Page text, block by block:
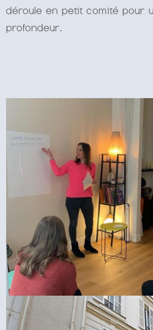
déroule en petit comité pour
profondeur.